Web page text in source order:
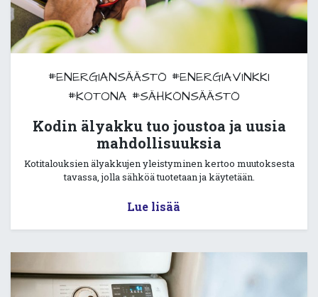
#ENERGIANSÄÄSTÖ #ENERGIAVINKKI
#KOTONA #SÄHKÖNSÄÄSTÖ
Kodin älyakku tuo joustoa ja uusia
mahdollisuuksia
Kotitalouksien älyakkujen yleistyminen kertoo muutoksesta
tavassa, jolla sähköä tuotetaan ja käytetään.
Lue lisää